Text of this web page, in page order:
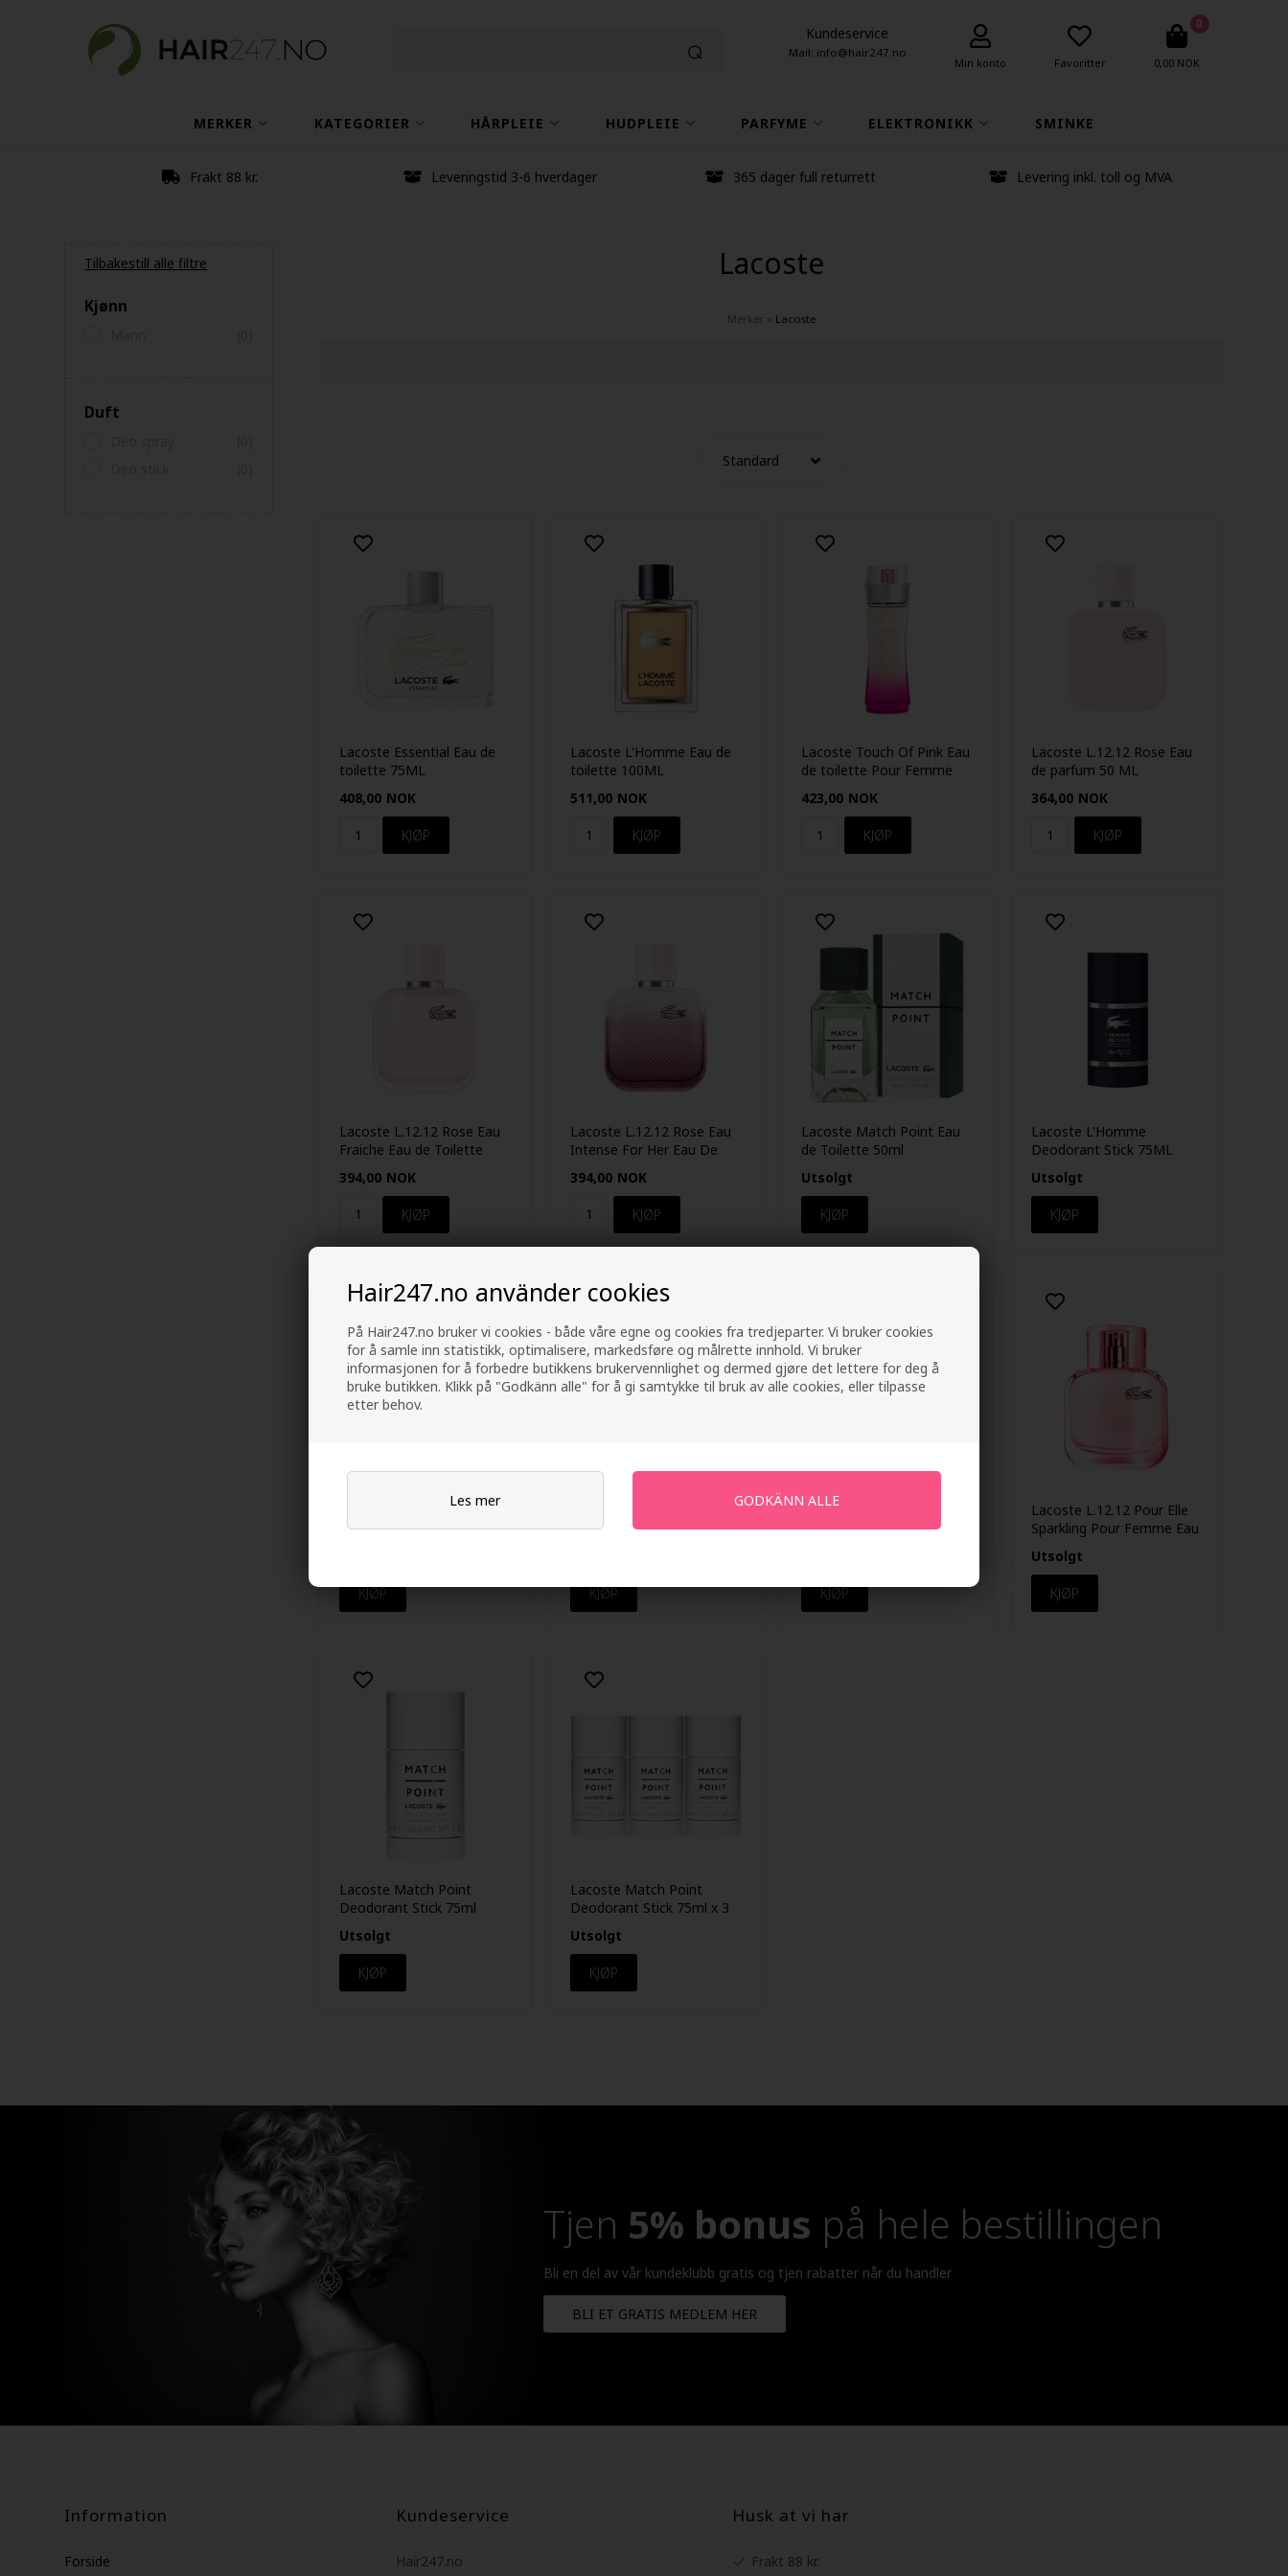
Hair247.no använder cookies
På Hair247.no bruker vi cookies - både våre egne og cookies fra tredjeparter. Vi bruker cookies
for å samle inn statistikk, optimalisere, markedsføre og målrette innhold. Vi bruker
informasjonen for å forbedre butikkens brukervennlighet og dermed gjøre det lettere for deg å
bruke butikken. Klikk på "Godkänn alle" for å gi samtykke til bruk av alle cookies, eller tilpasse
etter behov.
Les mer
Kundeservice
Mail: info@hair247.no
Min konto Favoritter
0
0,00 NOK
MERKER KATEGORIER HÅRPLEIE HUDPLEIE PARFYME ELEKTRONIKK SMINKE
Frakt 88 kr. Leveringstid 3-6 hverdager 365 dager full returrett Levering inkl. toll og MVA
Tilbakestill alle filtre
Kjønn
Duft
Lacoste
Merker » Lacoste
Lacoste Essential Eau de
toilette 75ML
408,00 NOK
Lacoste L'Homme Eau de
toilette 100ML
511,00 NOK
Lacoste Touch Of Pink Eau
de toilette Pour Femme
423,00 NOK
Lacoste L.12.12 Rose Eau
de parfum 50 ML
364,00 NOK
Lacoste L.12.12 Rose Eau
Fraiche Eau de Toilette
394,00 NOK
Lacoste L.12.12 Rose Eau
Intense For Her Eau De
394,00 NOK
Lacoste Match Point Eau
de Toilette 50ml
Utsolgt
Lacoste L'Homme
Deodorant Stick 75ML
Utsolgt
Lacoste L.12.12 Blanc Pure
White Pour Homme
Lacoste L.12.12 Blanc Pure
White Pour Homme
Lacoste L.12.12 Blanc Pure
White Pour Homme Eau de
Lacoste L.12.12 Pour Elle
Sparkling Pour Femme Eau
de toilette 50ML
Utsolgt
Lacoste Match Point
Deodorant Stick 75ml
Utsolgt
Lacoste Match Point
Deodorant Stick 75ml x 3
Utsolgt
Tjen 5% bonus på hele bestillingen
Bli en del av vår kundeklubb gratis og tjen rabatter når du handler
BLI ET GRATIS MEDLEM HER
Information
Forside
Kundeservice
Hair247.no
Husk at vi har
Frakt 88 kr.